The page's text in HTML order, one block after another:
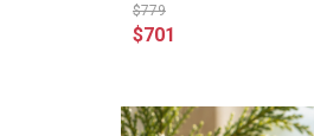
$779
$701